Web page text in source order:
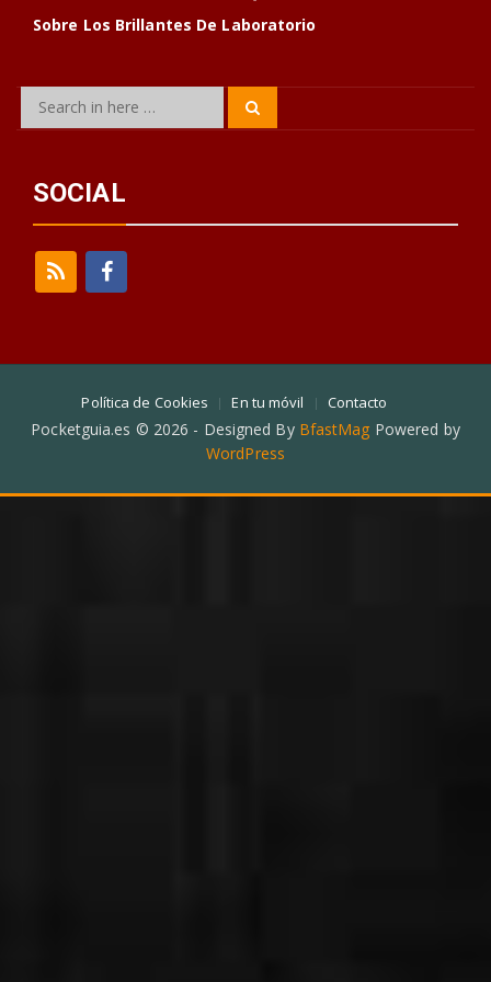
Sobre Los Brillantes De Laboratorio
Search
SOCIAL
Política de Cookies En tu móvil Contacto
Pocketguia.es © 2026 - Designed By BfastMag Powered by
WordPress